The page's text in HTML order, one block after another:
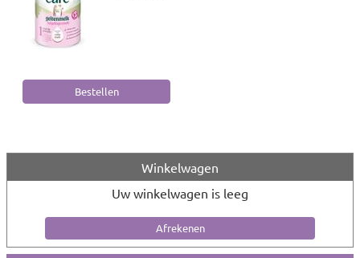
Winkelwagen
Uw winkelwagen is leeg